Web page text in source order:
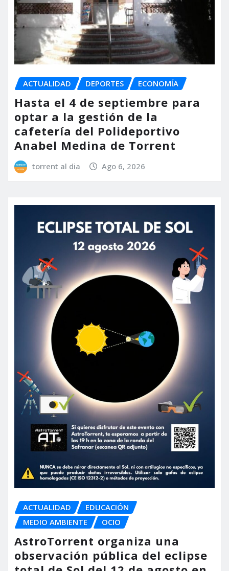
ACTUALIDAD DEPORTES ECONOMÍA
Hasta el 4 de septiembre para
optar a la gestión de la
cafetería del Polideportivo
Anabel Medina de Torrent
torrent al dia Ago 6, 2026
ACTUALIDAD
EDUCACIÓN
MEDIO AMBIENTE
OCIO
AstroTorrent organiza una
observación pública del eclipse